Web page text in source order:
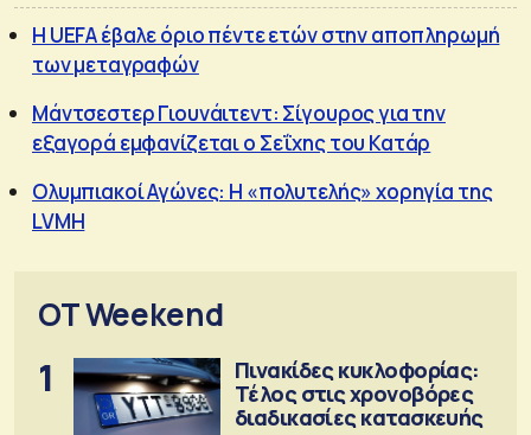
Η UEFA έβαλε όριο πέντε ετών στην αποπληρωμή
των μεταγραφών
Μάντσεστερ Γιουνάιτεντ: Σίγουρος για την
εξαγορά εμφανίζεται ο Σεΐχης του Κατάρ
Ολυμπιακοί Αγώνες: Η «πολυτελής» χορηγία της
LVMH
OT Weekend
1
Πινακίδες κυκλοφορίας:
Τέλος στις χρονοβόρες
διαδικασίες κατασκευής